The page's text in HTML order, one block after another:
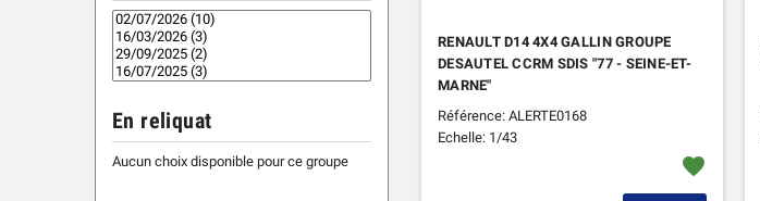
En reliquat
Aucun choix disponible pour ce groupe
RENAULT D14 4X4 GALLIN GROUPE
DESAUTEL CCRM SDIS "77 - SEINE-ET-
MARNE"
Référence: ALERTE0168
Echelle: 1/43
favorite